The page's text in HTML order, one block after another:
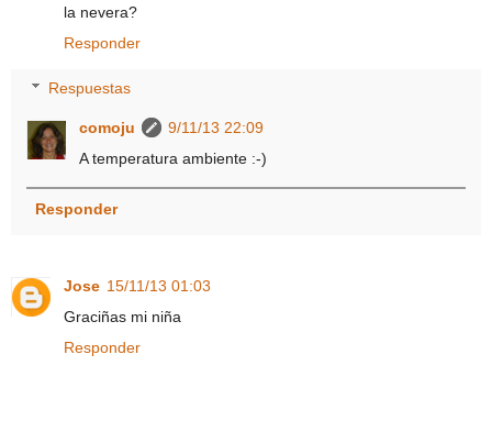
la nevera?
Responder
Respuestas
comoju
9/11/13 22:09
A temperatura ambiente :-)
Responder
Jose 15/11/13 01:03
Graciñas mi niña
Responder